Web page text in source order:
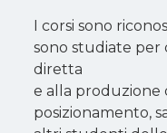
I corsi sono
sono studiate per
diretta
e alla produzione
posizionamento,